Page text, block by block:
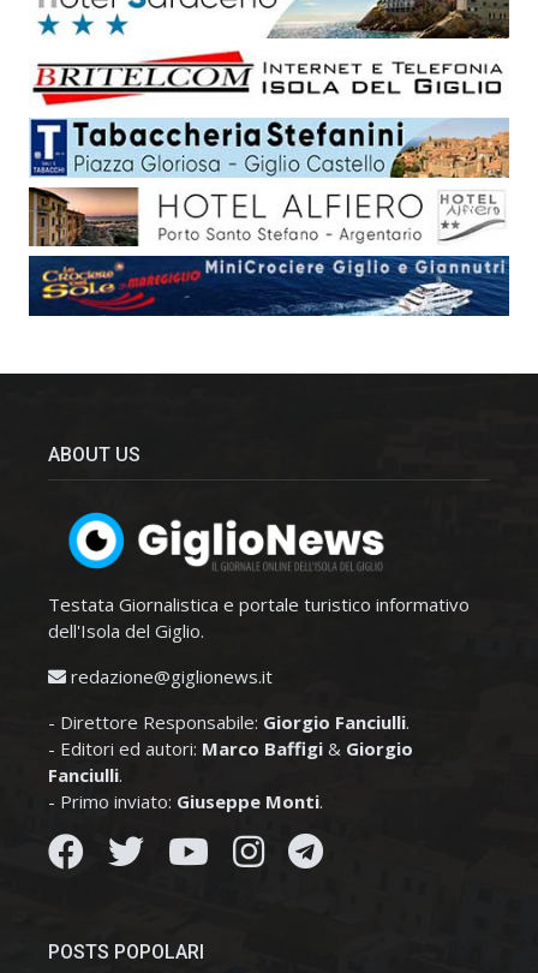
ABOUT US
Testata Giornalistica e portale turistico informativo
dell'Isola del Giglio.
redazione@giglionews.it
- Direttore Responsabile: Giorgio Fanciulli.
- Editori ed autori: Marco Baffigi & Giorgio
Fanciulli.
- Primo inviato: Giuseppe Monti.
POSTS POPOLARI